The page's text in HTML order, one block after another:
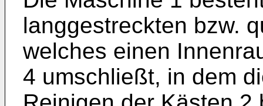
langgestreckten bzw.
welches einen
4 umschließt, in dem